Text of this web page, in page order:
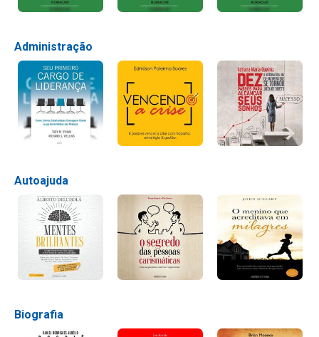
Administração
Autoajuda
Biografia